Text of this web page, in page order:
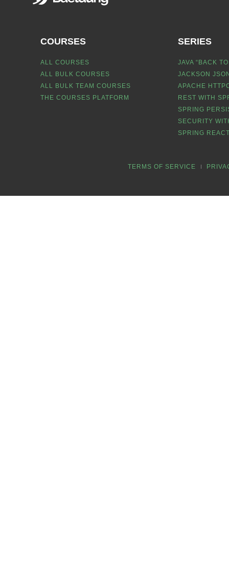
COURSES
ALL COURSES
ALL BULK COURSES
ALL BULK TEAM COURSES
THE COURSES PLATFORM
SERIES
JAVA “BACK
JACKSON
APACHE
REST WITH
SPRING
SECURITY
SPRING
TERMS OF SERVICE